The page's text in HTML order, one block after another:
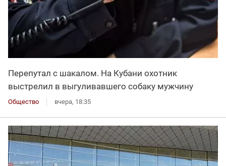
Перепутал с шакалом. На Кубани охотник
выстрелил в выгуливавшего собаку мужчину
Общество вчера, 18:35